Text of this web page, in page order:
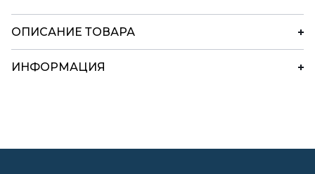
ОПИСАНИЕ ТОВАРА
ИНФОРМАЦИЯ